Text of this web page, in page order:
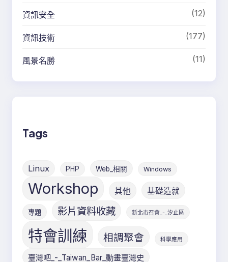
資訊安全 (12)
資訊技術 (177)
風景名勝 (11)
Tags
Linux PHP Web_相關 Windows
Workshop 其他 基礎造就
專題 影片資料收藏 新北市召會_-_汐止區
特會訓練 相調聚會 科學應用
臺灣吧_-_Taiwan_Bar_動畫臺灣史